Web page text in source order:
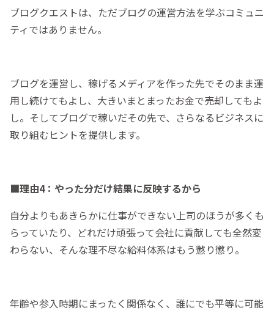
ブログクエストは、ただブログの運営方法を学ぶコミュニ
ティではありません。
ブログを運営し、稼げるメディアを作った先でそのまま運
用し続けてもよし、大きいまとまったお金で売却してもよ
し。そしてブログで稼いだその先で、さらなるビジネスに
取り組むヒントを提供します。
■理由4：やった分だけ結果に反映するから
自分よりもあきらかに仕事ができない上司のほうが多くも
らっていたり、どれだけ頑張って会社に貢献しても全然変
わらない、そんな理不尽な給料体系はもう懲り懲り。
年齢や参入時期にまったく関係なく、誰にでも平等に可能